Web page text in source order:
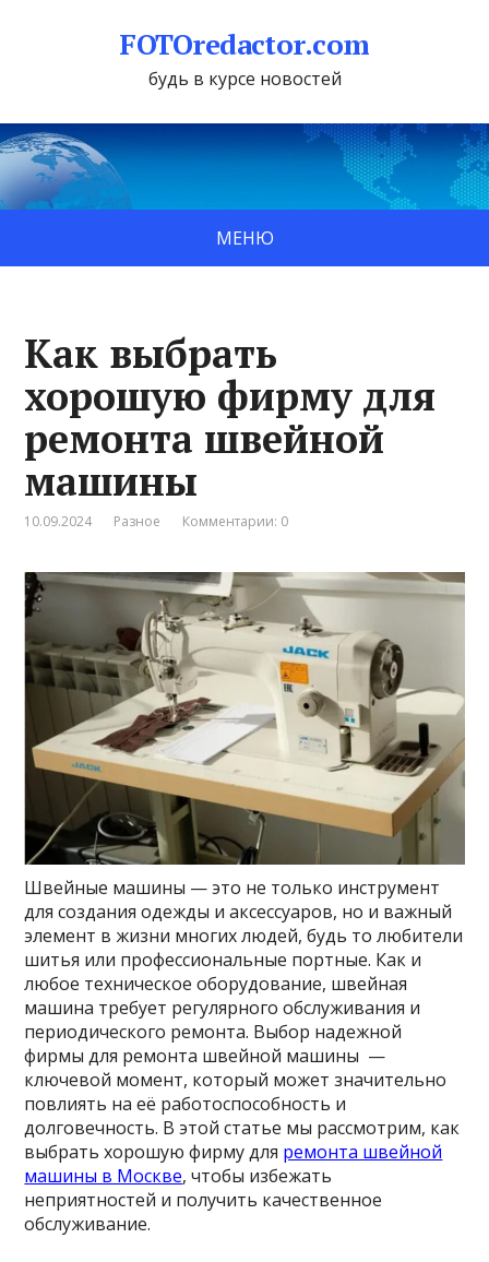
FOTOredactor.com
будь в курсе новостей
МЕНЮ
Как выбрать
хорошую фирму для
ремонта швейной
машины
10.09.2024 Разное Комментарии: 0
Швейные машины — это не только инструмент
для создания одежды и аксессуаров, но и важный
элемент в жизни многих людей, будь то любители
шитья или профессиональные портные. Как и
любое техническое оборудование, швейная
машина требует регулярного обслуживания и
периодического ремонта. Выбор надежной
фирмы для ремонта швейной машины —
ключевой момент, который может значительно
повлиять на её работоспособность и
долговечность. В этой статье мы рассмотрим, как
выбрать хорошую фирму для ремонта швейной
машины в Москве, чтобы избежать
неприятностей и получить качественное
обслуживание.